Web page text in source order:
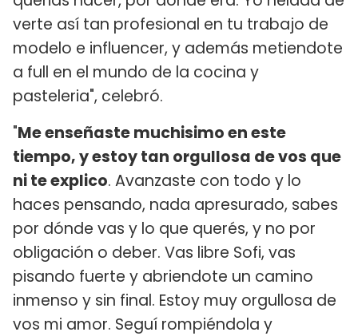
verte así tan profesional en tu trabajo de
modelo e influencer, y además metiendote
a full en el mundo de la cocina y
pasteleria", celebró.
"Me enseñaste muchisimo en este
tiempo, y estoy tan orgullosa de vos que
ni te explico. Avanzaste con todo y lo
haces pensando, nada apresurado, sabes
por dónde vas y lo que querés, y no por
obligación o deber. Vas libre Sofi, vas
pisando fuerte y abriendote un camino
inmenso y sin final. Estoy muy orgullosa de
vos mi amor. Seguí rompiéndola y